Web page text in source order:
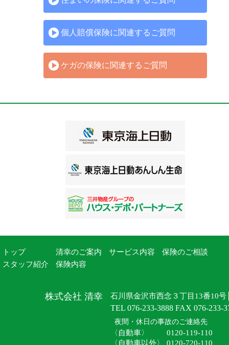
個人賠償保険に関連するご質問
ケガの保険に関連するご質問
トップ 清幸のご案内 サービス内容
保険のご相談
スタッフ紹介
保険内容
株式会社 清幸 石川県金沢市西念３丁目13番10号
TEL 076-233-3888 FAX 076-233-
夜間・休日の事故のご連絡先
〈自動車〉
0120-119-110
〈自動車以外〉
0120-720-110